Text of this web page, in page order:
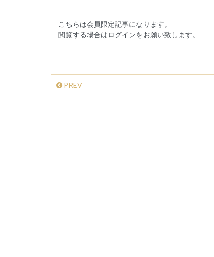
こちらは会員限定記事になります。
閲覧する場合はログインをお願い致します。
PREV